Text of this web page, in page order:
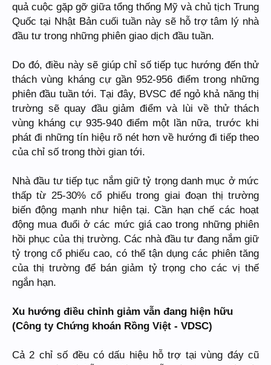
quả cuộc gặp gỡ giữa tổng thống Mỹ và chủ tịch Trung
Quốc tại Nhật Bản cuối tuần này sẽ hỗ trợ tâm lý nhà
đầu tư trong những phiên giao dịch đầu tuần.
Do đó, điều này sẽ giúp chỉ số tiếp tục hướng đến thử
thách vùng kháng cự gần 952-956 điểm trong những
phiên đầu tuần tới. Tại đây, BVSC để ngỏ khả năng thị
trường sẽ quay đầu giảm điểm và lùi về thử thách
vùng kháng cự 935-940 điểm một lần nữa, trước khi
phát đi những tín hiệu rõ nét hơn về hướng đi tiếp theo
của chỉ số trong thời gian tới.
Nhà đầu tư tiếp tục nắm giữ tỷ trọng danh mục ở mức
thấp từ 25-30% cổ phiếu trong giai đoạn thị trường
biến động mạnh như hiện tại. Cần hạn chế các hoạt
động mua đuổi ở các mức giá cao trong những phiên
hồi phục của thị trường. Các nhà đầu tư đang nắm giữ
tỷ trọng cổ phiếu cao, có thể tận dụng các phiên tăng
của thị trường để bán giảm tỷ trọng cho các vị thế
ngắn hạn.
Xu hướng điều chỉnh giảm vẫn đang hiện hữu
(Công ty Chứng khoán Rồng Việt - VDSC)
Cả 2 chỉ số đều có dấu hiệu hỗ trợ tại vùng đáy cũ